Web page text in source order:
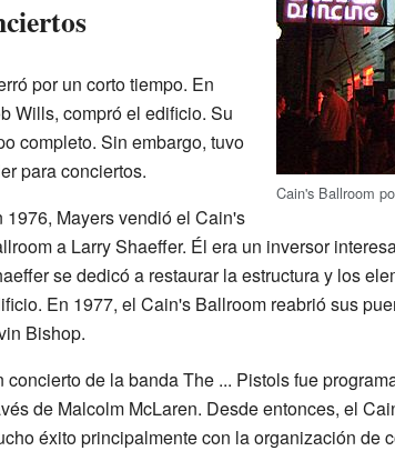
Cain's Ballroom
por un corto tiempo. En
Wills, compró el edificio. Su
completo. Sin embargo, tuvo
para conciertos.
1976, Mayers vendió el Cain's
a Larry Shaeffer. Él era un inversor
se dedicó a restaurar la estructura y los
En 1977, el Cain's Ballroom reabrió sus
Bishop.
concierto de la banda The ... Pistols fue
de Malcolm McLaren. Desde entonces, el
éxito principalmente con la organización de